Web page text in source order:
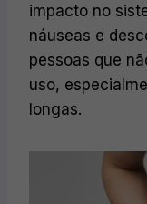
impacto no
náuseas e
pessoas que
uso,
longas.